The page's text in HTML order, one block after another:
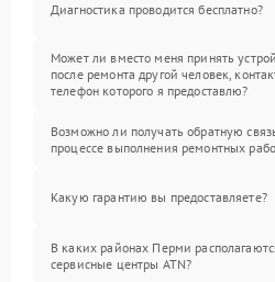
Диагностика проводится бесплатно?
Может ли вместо меня принять
после ремонта другой человек,
телефон которого я предоставлю?
Возможно ли получать обратную
процессе выполнения ремонтных
Какую гарантию вы предоставляете?
В каких районах Перми
сервисные центры ATN?